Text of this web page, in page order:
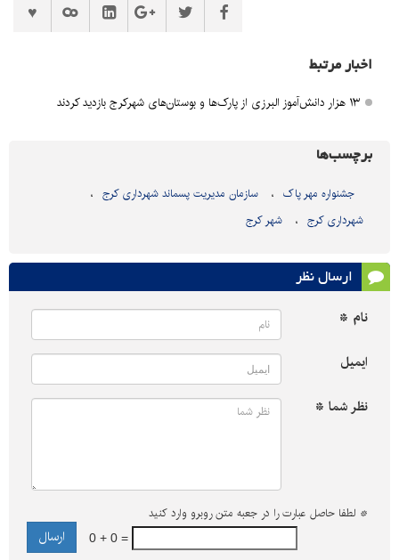
اخبار مرتبط
۱۳ هزار دانش‌آموز البرزی از پارک‌ها و بوستان‌های شهرکرج بازدید کردند
برچسب‌ها
جشنواره مهر پاک
سازمان مدیریت پسماند شهرداری کرج
شهرداری کرج
شهر کرج
ارسال نظر
نام *
ایمیل
نظر شما *
* لطفا حاصل عبارت را در جعبه متن روبرو وارد کنید
0 + 0 =